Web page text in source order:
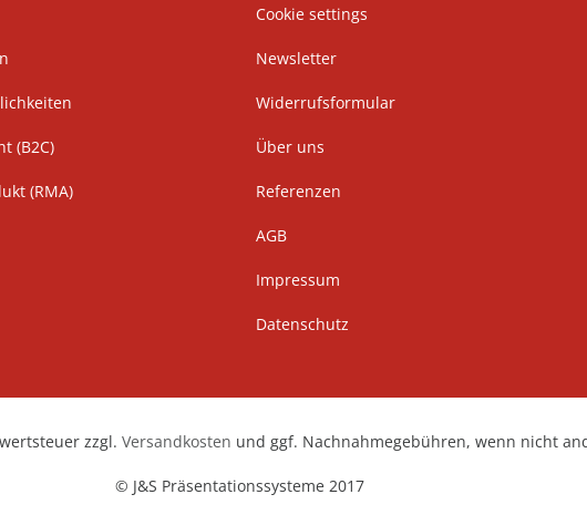
(B2C)
(RMA)
Cookie settings
Newsletter
Widerrufsformular
Über uns
Referenzen
AGB
Impressum
Datenschutz
zzgl. Versandkosten und ggf. Nachnahmegebühren, wenn nicht
© J&S Präsentationssysteme 2017